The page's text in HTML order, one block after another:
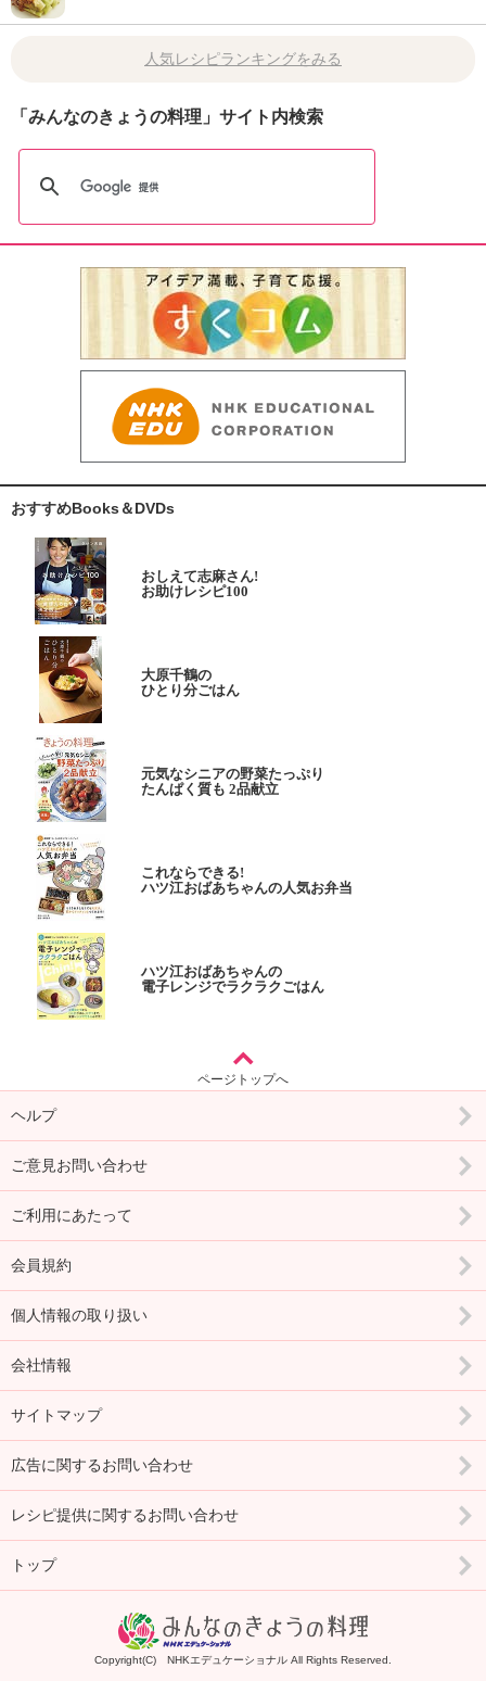
人気レシピランキングをみる
「みんなのきょうの料理」サイト内検索
おすすめBooks＆DVDs
おしえて志麻さん!
お助けレシピ100
大原千鶴の
ひとり分ごはん
元気なシニアの野菜たっぷり
たんぱく質も 2品献立
これならできる!
ハツ江おばあちゃんの人気お弁当
ハツ江おばあちゃんの
電子レンジでラクラクごはん
ページトップへ
ヘルプ
ご意見お問い合わせ
ご利用にあたって
会員規約
個人情報の取り扱い
会社情報
サイトマップ
広告に関するお問い合わせ
レシピ提供に関するお問い合わせ
トップ
Copyright(C) NHKエデュケーショナル All Rights Reserved.